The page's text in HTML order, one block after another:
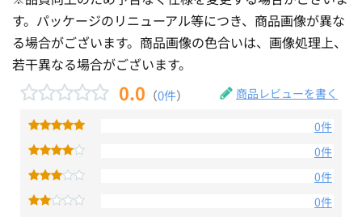
す。パッケージのリニューアル等につき、商品画像が異な
る場合がございます。商品画像の色合いは、画像処理上、
若干異なる場合がございます。
0.0 （0件） 商品レビューを書く
0件
0件
0件
0件